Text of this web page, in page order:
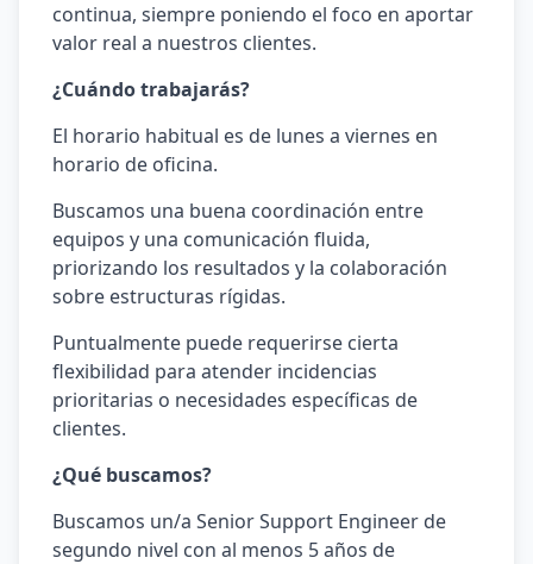
continua, siempre poniendo el foco en aportar
valor real a nuestros clientes.
¿Cuándo trabajarás?
El horario habitual es de lunes a viernes en
horario de oficina.
Buscamos una buena coordinación entre
equipos y una comunicación fluida,
priorizando los resultados y la colaboración
sobre estructuras rígidas.
Puntualmente puede requerirse cierta
flexibilidad para atender incidencias
prioritarias o necesidades específicas de
clientes.
¿Qué buscamos?
Buscamos un/a Senior Support Engineer de
segundo nivel con al menos 5 años de